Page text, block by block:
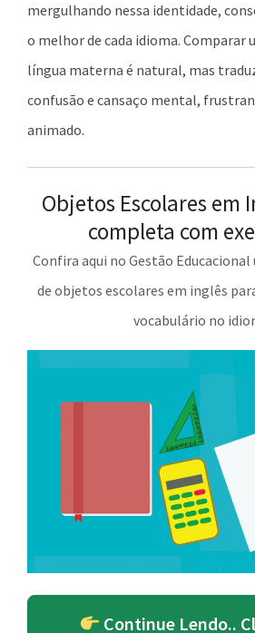
mergulhando nessa identidade,
o melhor de cada idioma. Comparar
língua materna é natural, mas
confusão e cansaço mental,
animado.
Objetos Escolares em
completa com
Confira aqui no Gestão
de objetos escolares em inglês
vocabulário no
Continue Lendo..